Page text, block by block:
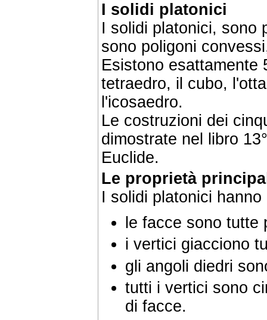
I solidi platonici
I solidi platonici, sono
sono poligoni
Esistono esattamente
tetraedro, il cubo,
l'icosaedro.
Le costruzioni dei
dimostrate nel libro
Euclide.
Le proprietà
I solidi platonici
le facce sono tutte
i vertici giacciono
gli angoli diedri
tutti i vertici sono
di facce.